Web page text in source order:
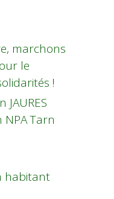
marchons
le
!
Tarn
habitant